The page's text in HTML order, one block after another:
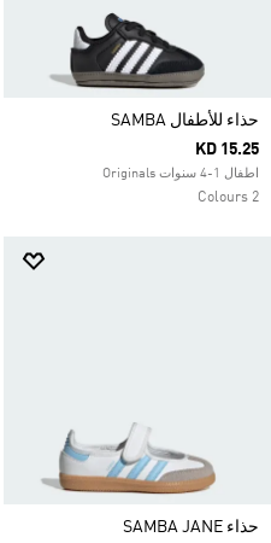
حذاء للأطفال SAMBA
KD 15.25
اطفال 1-4 سنوات Originals
2 Colours
حذاء SAMBA JANE